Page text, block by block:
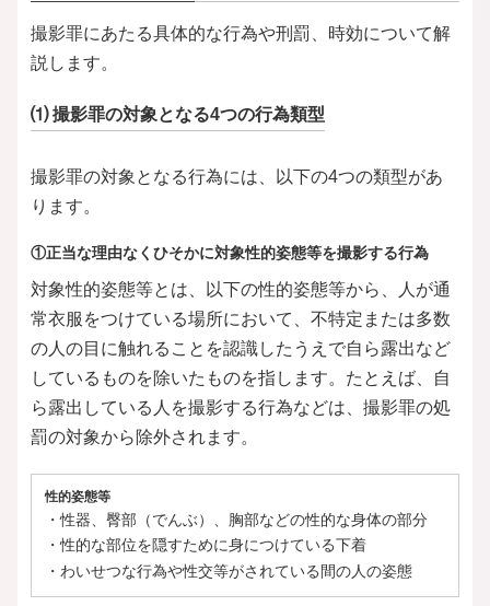
撮影罪にあたる具体的な行為や刑罰、時効について解
説します。
⑴ 撮影罪の対象となる4つの行為類型
撮影罪の対象となる行為には、以下の4つの類型があ
ります。
①正当な理由なくひそかに対象性的姿態等を撮影する行為
対象性的姿態等とは、以下の性的姿態等から、人が通
常衣服をつけている場所において、不特定または多数
の人の目に触れることを認識したうえで自ら露出など
しているものを除いたものを指します。たとえば、自
ら露出している人を撮影する行為などは、撮影罪の処
罰の対象から除外されます。
性的姿態等
・性器、臀部（でんぶ）、胸部などの性的な身体の部分
・性的な部位を隠すために身につけている下着
・わいせつな行為や性交等がされている間の人の姿態